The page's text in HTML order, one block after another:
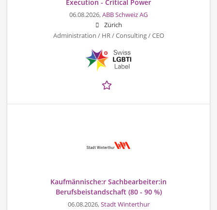
Execution - Critical Power
06.08.2026,ABB Schweiz AG
Zürich
Administration / HR / Consulting / CEO
Kaufmännische:r Sachbearbeiter:in
Berufsbeistandschaft (80 - 90 %)
06.08.2026,Stadt Winterthur